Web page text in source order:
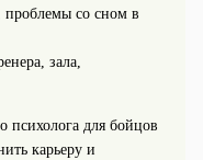
проблемы со сном в
зала,
психолога для бойцов
карьеру и